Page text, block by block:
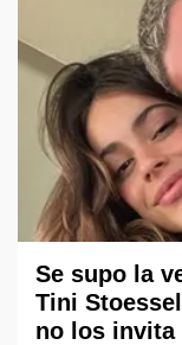
Se supo la
Tini
no los invita